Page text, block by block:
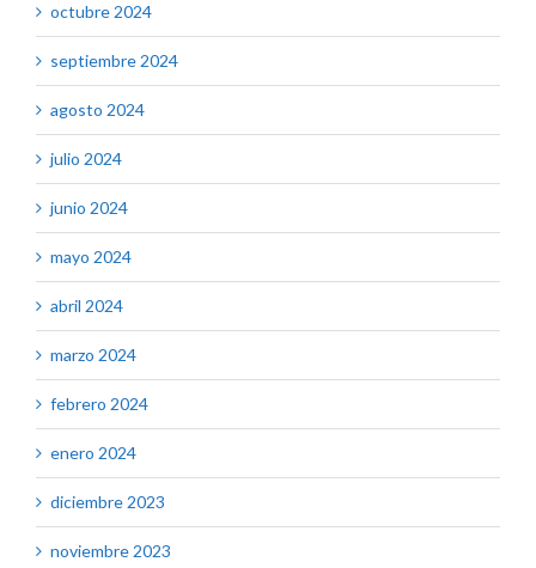
octubre 2024
septiembre 2024
agosto 2024
julio 2024
junio 2024
mayo 2024
abril 2024
marzo 2024
febrero 2024
enero 2024
diciembre 2023
noviembre 2023